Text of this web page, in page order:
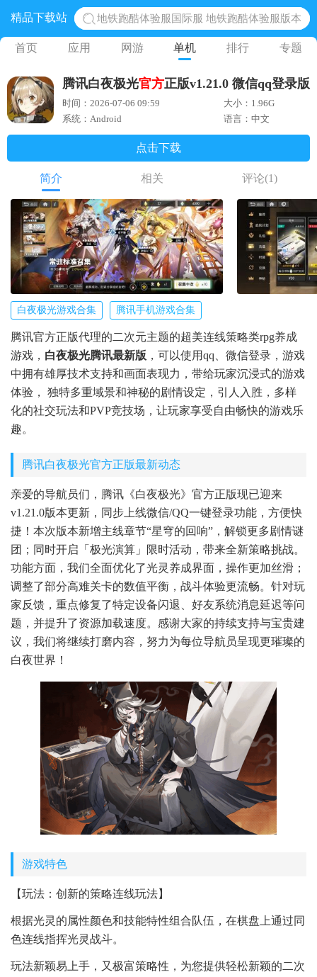
精品下载站
地铁跑酷体验服国际服 地铁跑酷体验服版本
网易光遇手游正版 点亮星空共庆周年
黎明觉醒生机腾讯正版 黎明觉醒生机国际服
蛋仔派对下载 蛋仔派对体验服
奥特曼王者传奇 正版奥特曼游戏
首页 应用 网游 单机 排行 专题
腾讯白夜极光官方正版v1.21.0 微信qq登录版
时间：2026-07-06 09:59
大小：1.96G
系统：Android
语言：中文
点击下载
简介 相关 评论(1)
白夜极光游戏合集 腾讯手机游戏合集
腾讯官方正版代理的二次元主题的超美连线策略类rpg养成
游戏， 白夜极光腾讯最新版 ，可以使用qq、微信登录，游戏
中拥有雄厚技术支持和画面表现力，带给玩家沉浸式的游戏
体验， 独特多重域景和神秘的剧情设定，引人入胜，多样
化的社交玩法和PVP竞技场，让玩家享受自由畅快的游戏乐
趣。
腾讯白夜极光官方正版最新动态
亲爱的导航员们，腾讯《白夜极光》官方正版现已迎来
v1.21.0版本更新，同步上线微信/QQ一键登录功能，方便快
捷！本次版本新增主线章节“星穹的回响”，解锁更多剧情谜
团；同时开启「极光演算」限时活动，带来全新策略挑战。
功能方面，我们全面优化了光灵养成界面，操作更加丝滑；
调整了部分高难关卡的数值平衡，战斗体验更流畅。针对玩
家反馈，重点修复了特定设备闪退、好友系统消息延迟等问
题，并提升了资源加载速度。感谢大家的持续支持与宝贵建
议，我们将继续打磨内容，努力为每位导航员呈现更璀璨的
白夜世界！
游戏特色
【玩法：创新的策略连线玩法】
根据光灵的属性颜色和技能特性组合队伍，在棋盘上通过同
色连线指挥光灵战斗。
玩法新颖易上手，又极富策略性，为您提供轻松新颖的二次